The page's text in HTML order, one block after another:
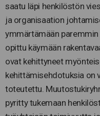
saatu läpi henkilöstön
ja organisaation
ymmärtämään
opittu käymään
ovat kehittyneet
kehittämisehdotuksia on
toteutettu.
pyritty tukemaan